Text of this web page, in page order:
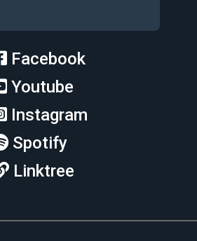
Facebook
Youtube
Instagram
Spotify
Linktree